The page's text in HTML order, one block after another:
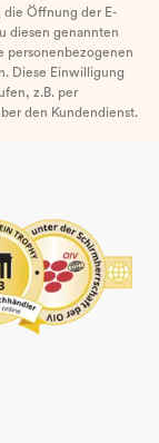
die Öffnung der E-
diesen genannten
personenbezogenen
Diese Einwilligung
z.B. per
den Kundendienst.